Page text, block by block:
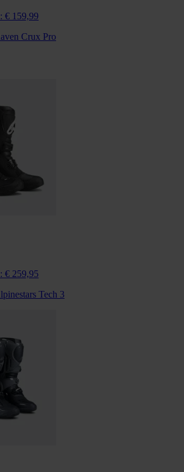
€ 159,99
Crux Pro
€ 259,95
Tech 3